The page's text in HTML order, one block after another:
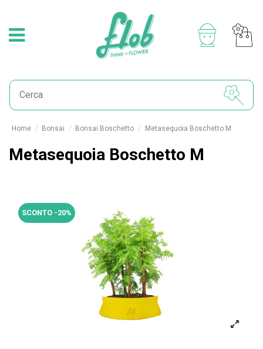
Home Bonsai Bonsai Boschetto Metasequoia Boschetto M
Metasequoia Boschetto M
SCONTO -20%